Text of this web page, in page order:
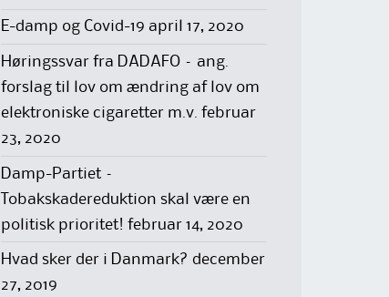
E-damp og Covid-19 april 17, 2020
Høringssvar fra DADAFO – ang.
forslag til lov om ændring af lov om
elektroniske cigaretter m.v. februar
23, 2020
Damp-Partiet –
Tobakskadereduktion skal være en
politisk prioritet! februar 14, 2020
Hvad sker der i Danmark? december
27, 2019